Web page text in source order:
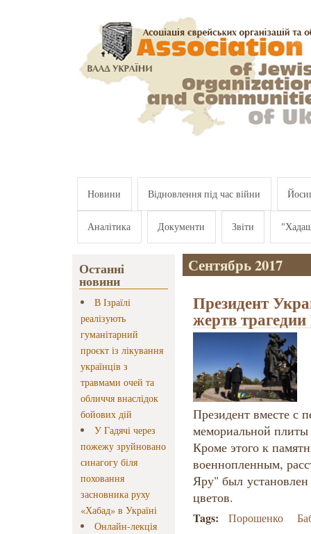
Новини Відновлення під час війни
Аналітика Документи Звіти
Останні
новини
В Ізраїлі
реалізують
гуманітарний
проєкт із лікування
українців з
травмами очей та
обличчя внаслідок
бойових дій
У Гадячі через
пожежу зруйновано
синагогу біля
поховання
засновника руху
«Хабад» в Україні
Онлайн-лекція
Сентябрь 2017
Президент
жертв
Президент вместе с
мемориальной
Кроме этого к
военнопленным,
Яру" был
цветов.
Tags: Порошенко